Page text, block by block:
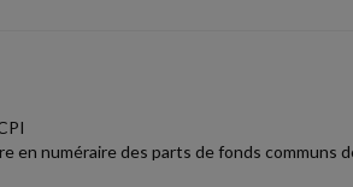
en numéraire des parts de fonds communs